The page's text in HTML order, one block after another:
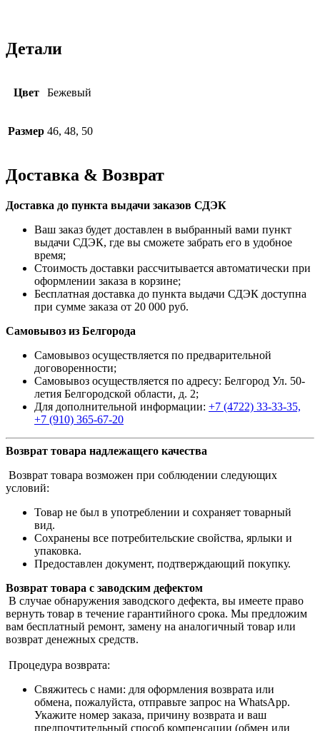
Детали
Цвет Бежевый
Размер 46, 48, 50
Доставка & Возврат
Доставка до пункта выдачи заказов СДЭК
Ваш заказ будет доставлен в выбранный вами пункт
выдачи СДЭК, где вы сможете забрать его в удобное
время;
Стоимость доставки рассчитывается автоматически при
оформлении заказа в корзине;
Бесплатная доставка до пункта выдачи СДЭК доступна
при сумме заказа от 20 000 руб.
Самовывоз из Белгорода
Самовывоз осуществляется по предварительной
договоренности;
Самовывоз осуществляется по адресу: Белгород Ул. 50-
летия Белгородской области, д. 2;
Для дополнительной информации: +7 (4722) 33-33-35,
+7 (910) 365-67-20
Возврат товара надлежащего качества
Возврат товара возможен при соблюдении следующих
условий:
Товар не был в употреблении и сохраняет товарный
вид.
Сохранены все потребительские свойства, ярлыки и
упаковка.
Предоставлен документ, подтверждающий покупку.
Возврат товара с заводским дефектом
В случае обнаружения заводского дефекта, вы имеете право
вернуть товар в течение гарантийного срока. Мы предложим
вам бесплатный ремонт, замену на аналогичный товар или
возврат денежных средств.
Процедура возврата:
Свяжитесь с нами: для оформления возврата или
обмена, пожалуйста, отправьте запрос на WhatsApp.
Укажите номер заказа, причину возврата и ваш
предпочтительный способ компенсации (обмен или